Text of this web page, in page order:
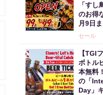
「すし
のお得
月9日ま
セール
【TGI
ボトル
本無料
の「
Day」